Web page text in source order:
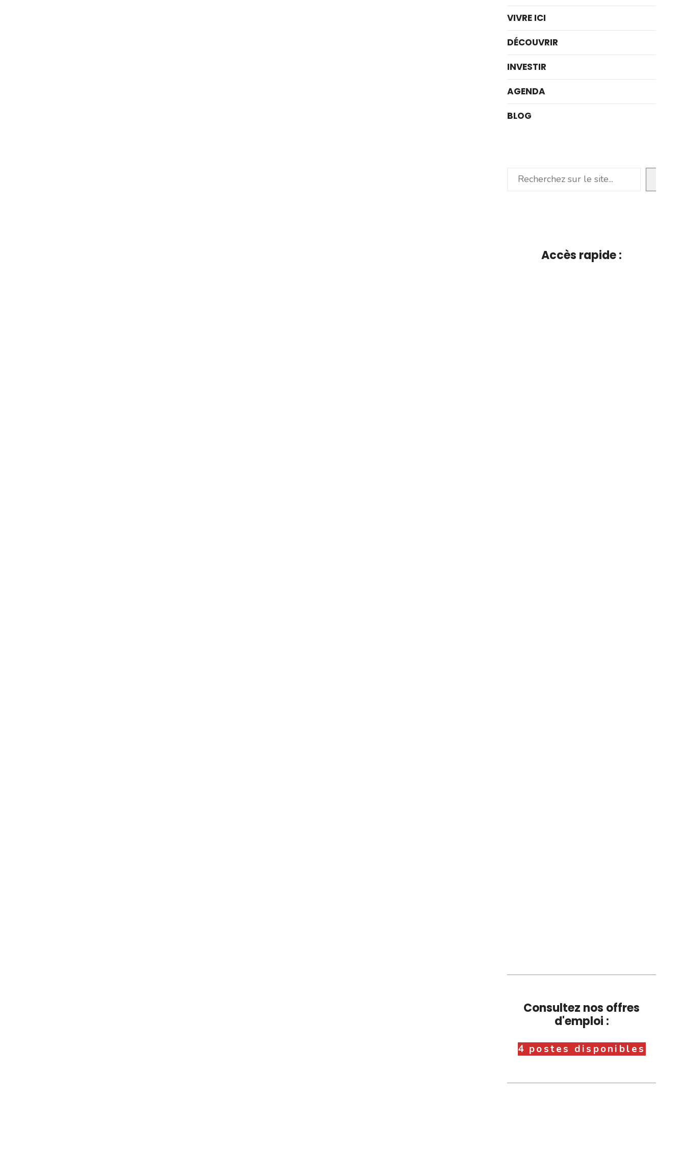
VIVRE ICI
DÉCOUVRIR
INVESTIR
AGENDA
BLOG
Rechercher
Accès rapide :
Consultez nos offres
d'emploi :
4 postes disponibles